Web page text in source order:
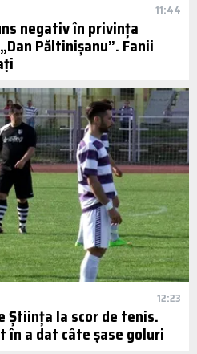
11:44
negativ în privința
Păltinișanu”. Fanii
12:23
Știința la scor de tenis.
în a dat câte șase goluri